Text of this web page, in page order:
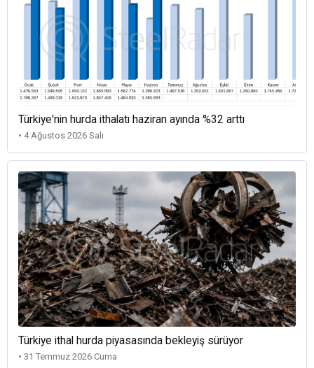
Türkiye'nin hurda ithalatı haziran ayında %32 arttı
• 4 Ağustos 2026 Salı
Türkiye ithal hurda piyasasında bekleyiş sürüyor
• 31 Temmuz 2026 Cuma